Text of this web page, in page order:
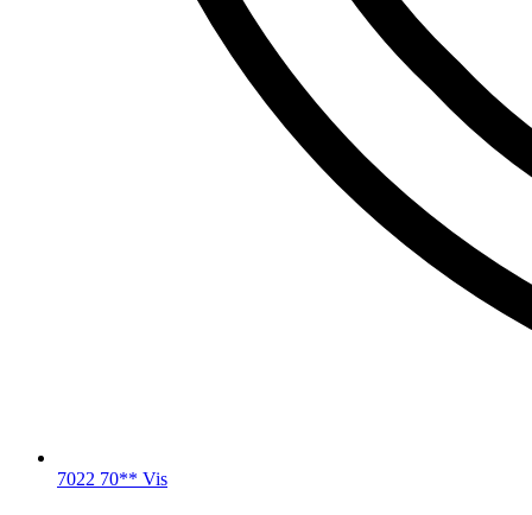
7022 70** Vis